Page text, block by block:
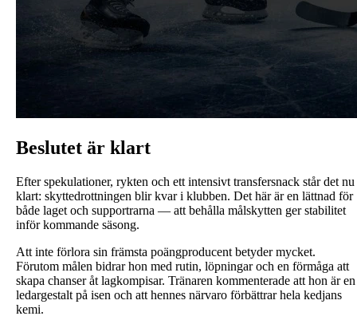
Beslutet är klart
Efter spekulationer, rykten och ett intensivt transfersnack står det nu
klart: skyttedrottningen blir kvar i klubben. Det här är en lättnad för
både laget och supportrarna — att behålla målskytten ger stabilitet
inför kommande säsong.
Att inte förlora sin främsta poängproducent betyder mycket.
Förutom målen bidrar hon med rutin, löpningar och en förmåga att
skapa chanser åt lagkompisar. Tränaren kommenterade att hon är en
ledargestalt på isen och att hennes närvaro förbättrar hela kedjans
kemi.